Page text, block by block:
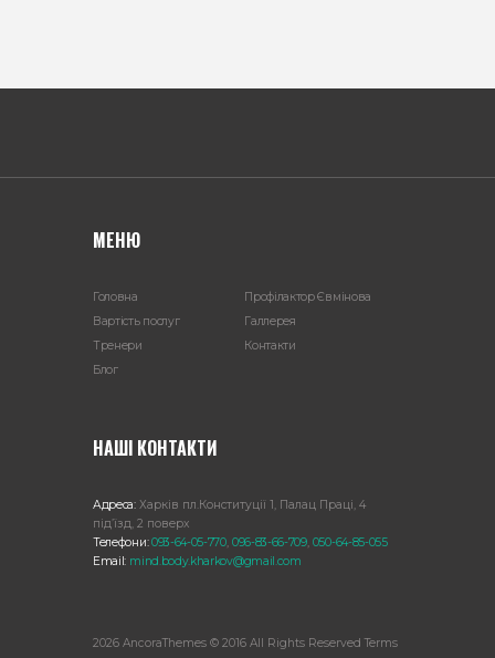
МЕНЮ
Головна
Профілактор Євмінова
Вартість послуг
Галлерея
Тренери
Контакти
Блог
НАШІ КОНТАКТИ
Адреса: Харкiв пл.Конституції 1, Палац Праці, 4
під’їзд, 2 поверх
Телефони:093-64-05-770, 096-83-66-709, 050-64-85-055
Email: mind.body.kharkov@gmail.com
2026 AncoraThemes © 2016 All Rights Reserved Terms